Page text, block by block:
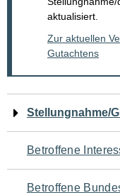
aktualisiert.
Zur aktuellen
Gutachtens
Navigation
für
den
Stellungnahme/
Betroffene
Betroffene